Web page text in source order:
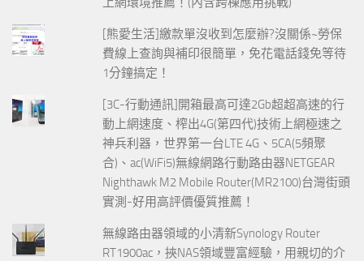
[熊愛生活]繳款單沒收到怎麼辦?沒關係~勞保
費線上查詢與補印很簡單，免花電話錢免等待
1分鐘搞定！
[3C-行動通訊]開箱最高可達2Gb超超高速的行
動上網速度、榨出4G(第四代)技術上網極速之
神兵利器，世界第一台LTE 4G、5CA(5頻聚
合)、ac(WiFi5)無線網路行動路由器NETGEAR
Nighthawk M2 Mobile Router(MR2100)台灣街頭
實測-好用高評價優質推薦！
無線路由器領域的小清新Synology Router
RT1900ac，挾NAS領域豐富經驗，用親切的介